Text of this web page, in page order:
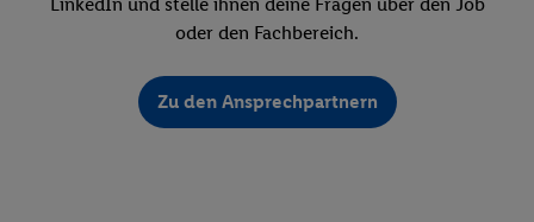
oder den Fachbereich.
Zu den Ansprechpartnern